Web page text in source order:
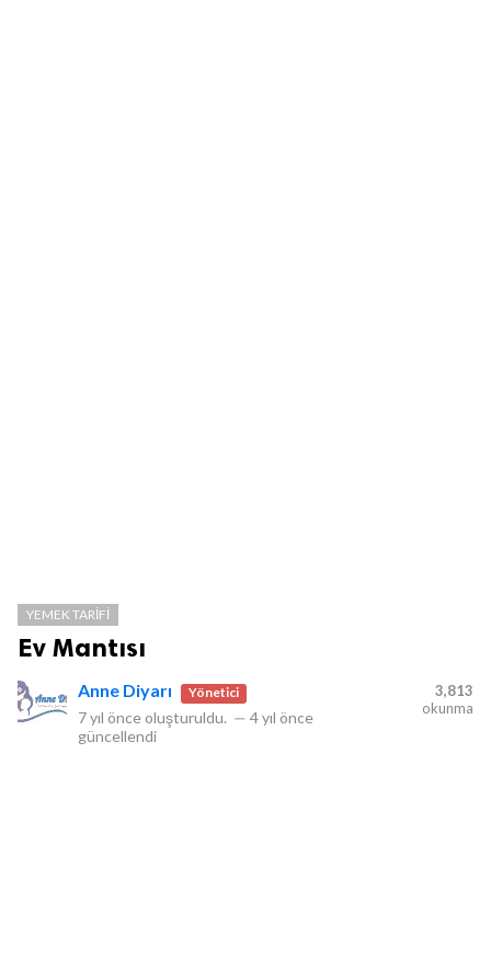
YEMEK TARIFI
Ev Mantısı
Anne Diyarı Yönetici
7 yıl önce oluşturuldu. — 4 yıl önce
güncellendi
3,813
okunma